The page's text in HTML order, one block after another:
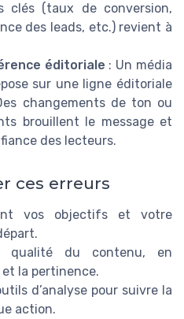
clés (taux de conversion,
des leads, etc.) revient à
éditoriale : Un média
sur une ligne éditoriale
changements de ton ou
brouillent le message et
des lecteurs.
ces erreurs
vos objectifs et votre
qualité du contenu, en
la pertinence.
d’analyse pour suivre la
action.